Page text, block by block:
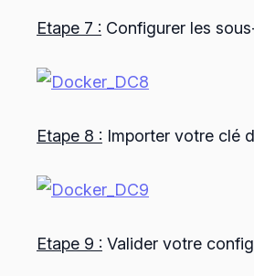
Etape 7 : Configurer les
Etape 8 : Importer votre clé
Etape 9 : Valider votre